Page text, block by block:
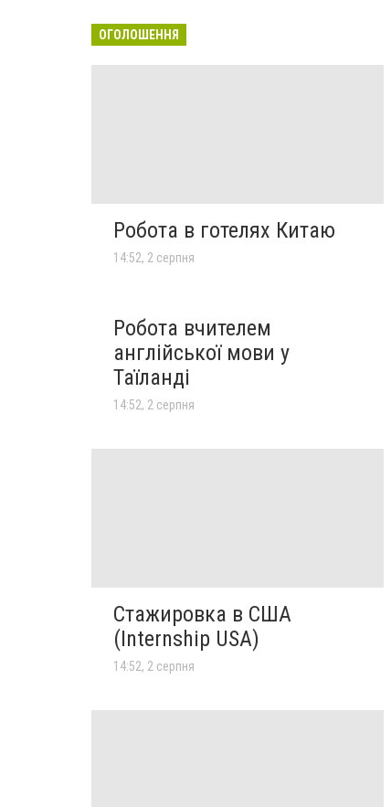
ОГОЛОШЕННЯ
Робота в готелях Китаю
14:52, 2 серпня
Робота вчителем
англійської мови у
Таїланді
14:52, 2 серпня
Стажировка в США
(Internship USA)
14:52, 2 серпня